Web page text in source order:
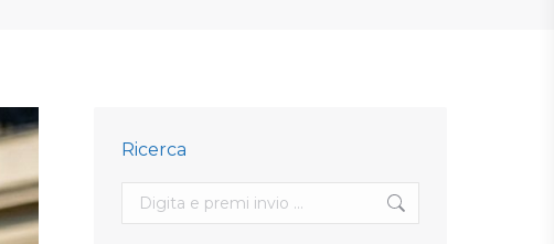
Ricerca
Search: